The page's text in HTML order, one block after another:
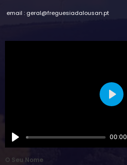
email : geral@freguesiadalousan.pt
00:00
Play
O Seu Nome